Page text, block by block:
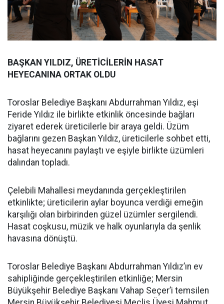
BAŞKAN YILDIZ, ÜRETİCİLERİN HASAT
HEYECANINA ORTAK OLDU
Toroslar Belediye Başkanı Abdurrahman Yıldız, eşi
Feride Yıldız ile birlikte etkinlik öncesinde bağları
ziyaret ederek üreticilerle bir araya geldi. Üzüm
bağlarını gezen Başkan Yıldız, üreticilerle sohbet etti,
hasat heyecanını paylaştı ve eşiyle birlikte üzümleri
dalından topladı.
Çelebili Mahallesi meydanında gerçekleştirilen
etkinlikte; üreticilerin aylar boyunca verdiği emeğin
karşılığı olan birbirinden güzel üzümler sergilendi.
Hasat coşkusu, müzik ve halk oyunlarıyla da şenlik
havasına dönüştü.
Toroslar Belediye Başkanı Abdurrahman Yıldız’ın ev
sahipliğinde gerçekleştirilen etkinliğe; Mersin
Büyükşehir Belediye Başkanı Vahap Seçer’i temsilen